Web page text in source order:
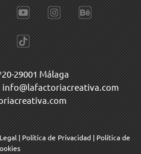
29001 Málaga
info@lafactoriacreativa.com
| Política de Privacidad | Política de